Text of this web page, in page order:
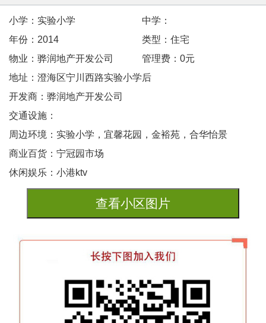
小学：实验小学
中学：
年份：2014
类型：住宅
物业：骅润地产开发公司
管理费：0元
地址：澄海区宁川西路实验小学后
开发商：骅润地产开发公司
交通设施：
周边环境：实验小学，宜馨花园，金裕苑，合华怡景
商业百货：宁冠园市场
休闲娱乐：小港ktv